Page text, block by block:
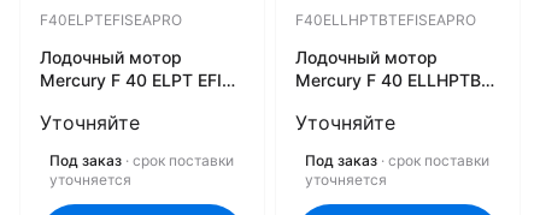
F40ELPTEFISEAPRO
Лодочный мотор
Mercury F 40 ELPT EFI
F40ELPTEFISEAPRO
Уточняйте
Под заказ · срок поставки
уточняется
F40ELLHPTBTEFISEAPRO
Лодочный мотор
Mercury F 40 ELLHPTBT
F40ELLHPTBTEFISEAPRO
Уточняйте
Под заказ · срок поставки
уточняется